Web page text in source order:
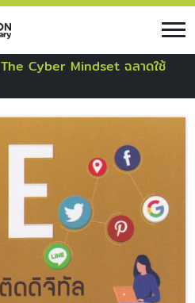
The Cyber Mindset ฉลาดใช้